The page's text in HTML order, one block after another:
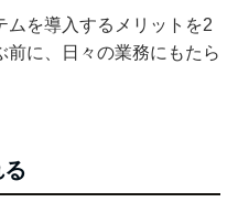
ムを導入するメリットを2
に、日々の業務にもたら